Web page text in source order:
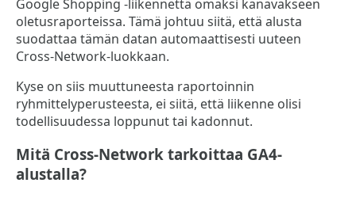
Google Shopping -liikennettä omaksi kanavakseen
oletusraporteissa. Tämä johtuu siitä, että alusta
suodattaa tämän datan automaattisesti uuteen
Cross-Network-luokkaan.
Kyse on siis muuttuneesta raportoinnin
ryhmittelyperusteesta, ei siitä, että liikenne olisi
todellisuudessa loppunut tai kadonnut.
Mitä Cross-Network tarkoittaa GA4-
alustalla?